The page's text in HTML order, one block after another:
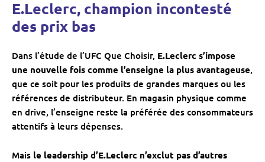
E.Leclerc, champion incontesté
des prix bas
Dans l’étude de l’UFC Que Choisir, E.Leclerc s’impose
une nouvelle fois comme l’enseigne la plus avantageuse,
que ce soit pour les produits de grandes marques ou les
références de distributeur. En magasin physique comme
en drive, l’enseigne reste la préférée des consommateurs
attentifs à leurs dépenses.
Mais le leadership d’E.Leclerc n’exclut pas d’autres